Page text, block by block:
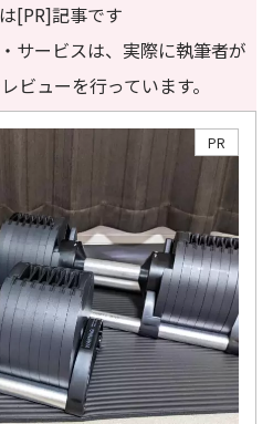
[PR]記事です
サービスは、実際に執筆者が
ビューを行っています。
PR